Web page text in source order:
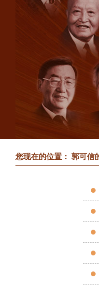
您现在的位置： 郭可信